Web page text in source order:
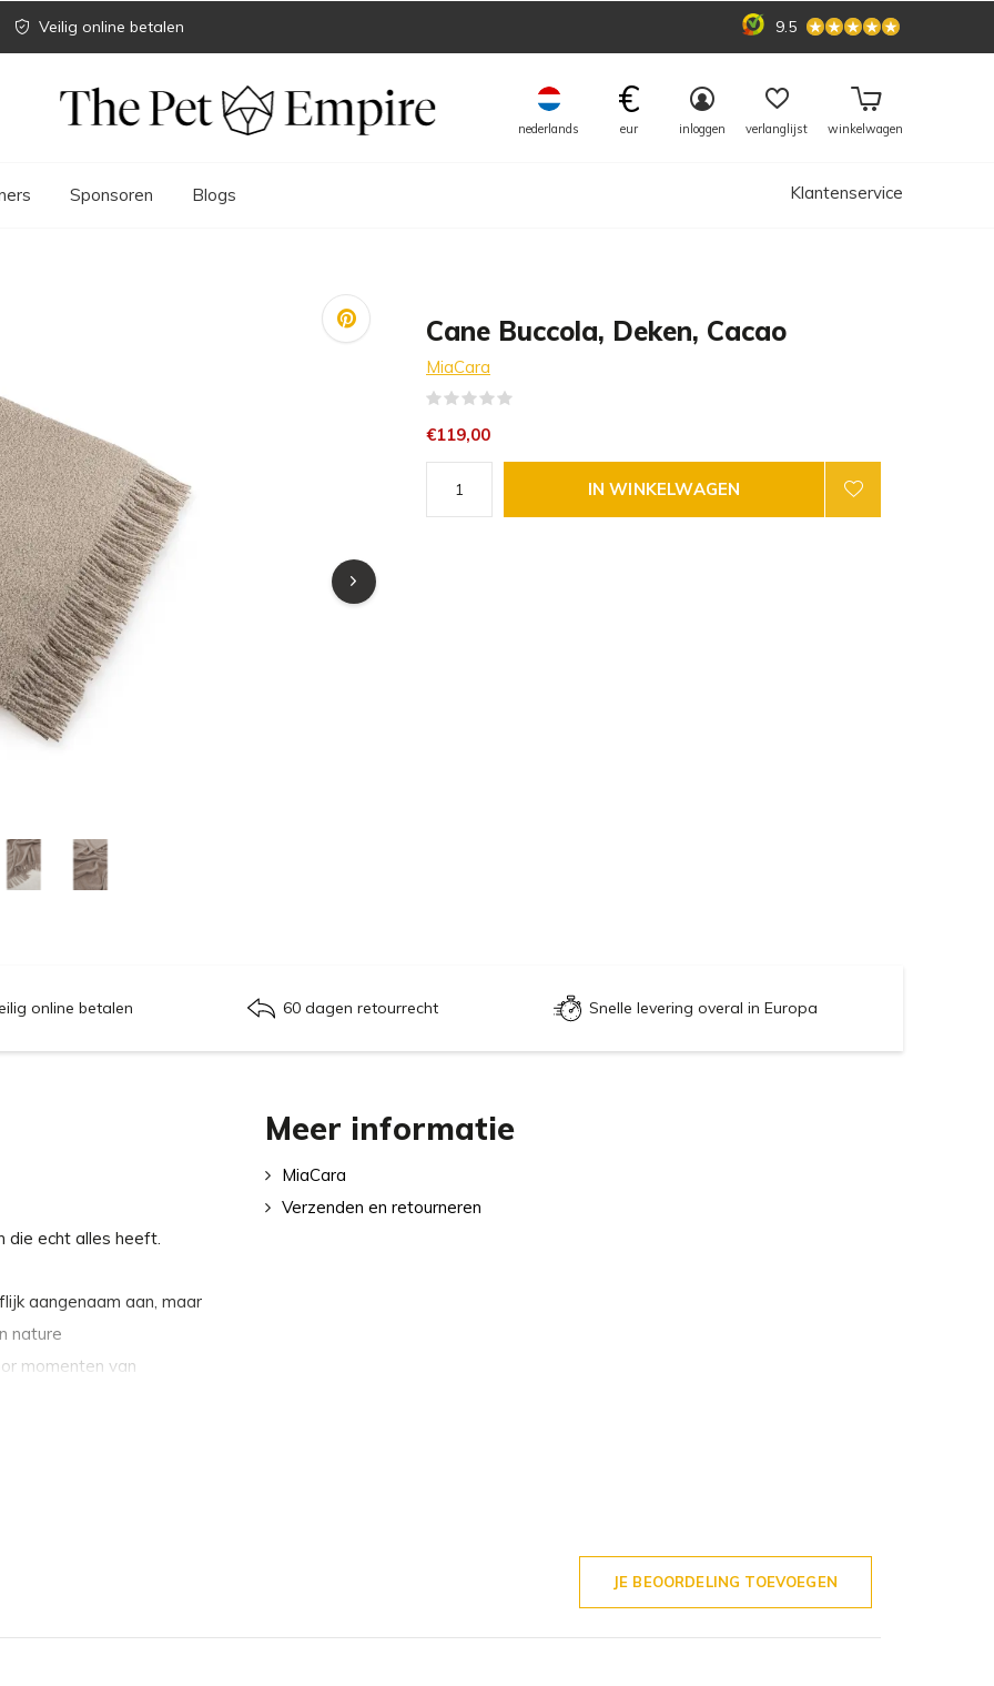
Sponsoren Blogs
nederlands
€
eur inloggen verlanglijst winkelwagen
Klantenservice
Veilig online betalen 9.5
Cane Buccola, Deken, Cacao
MiaCara
€119,00
IN WINKELWAGEN
online betalen 60 dagen retourrecht Snelle levering overal in Europa
die echt alles heeft.
aangenaam aan, maar
nature
momenten van
Buccola maakt elk
Meer informatie
MiaCara
Verzenden en retourneren
JE BEOORDELING TOEVOEGEN